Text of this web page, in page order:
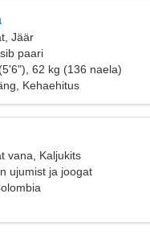
Jäär
paari
62 kg (136 naela)
Kehaehitus
vana, Kaljukits
ujumist ja joogat